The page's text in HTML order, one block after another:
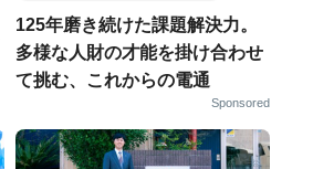
125年磨き続けた課題解決力。
多様な人財の才能を掛け合わせ
て挑む、これからの電通
Sponsored